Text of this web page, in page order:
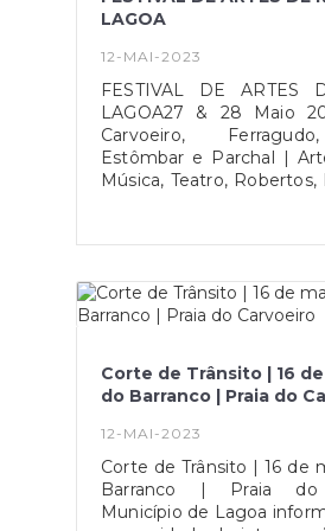
do Carvoeiro irá ocorrer a
gratuito.
Convent'BIO);Prevê-
situação ocorra entre
23h00, sob o
Republicana.28 maio:
(entre Convent'BIO e
Parque de Feiras e
Lagoa) | Rua dos
Voluntários de Lagoa |
de Albuquerque | Rua
Roçadas | Rua Hintze
se que esta situação
18h00 e as
Guarda
Estacionamento | 27 e
Município de Lagoa
realização da Recriação
Família Agrária, o
automóvel no Largo
Grande Guerra -
LAGOA
12-MAI-2023
FESTIVAL DE ARTES
LAGOA27 & 28 Maio
Carvoeiro,
Estômbar e Parchal |
Música, Teatro, Robertos,
Corte de Trânsito | 16
do Barranco | Praia do
12-MAI-2023
Corte de Trânsito | 16 de
Barranco | Praia do
Município de Lagoa